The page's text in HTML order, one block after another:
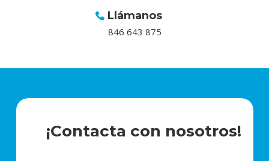
Llámanos
846 643 875
¡Contacta con nosotros!